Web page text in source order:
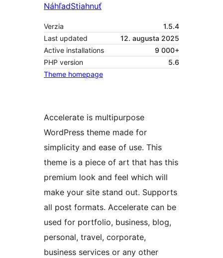
NáhľadStiahnuť
Verzia
1.5.4
Last updated
12. augusta 2025
Active installations
9 000+
PHP version
5.6
Theme homepage
Accelerate is multipurpose
WordPress theme made for
simplicity and ease of use. This
theme is a piece of art that has this
premium look and feel which will
make your site stand out. Supports
all post formats. Accelerate can be
used for portfolio, business, blog,
personal, travel, corporate,
business services or any other